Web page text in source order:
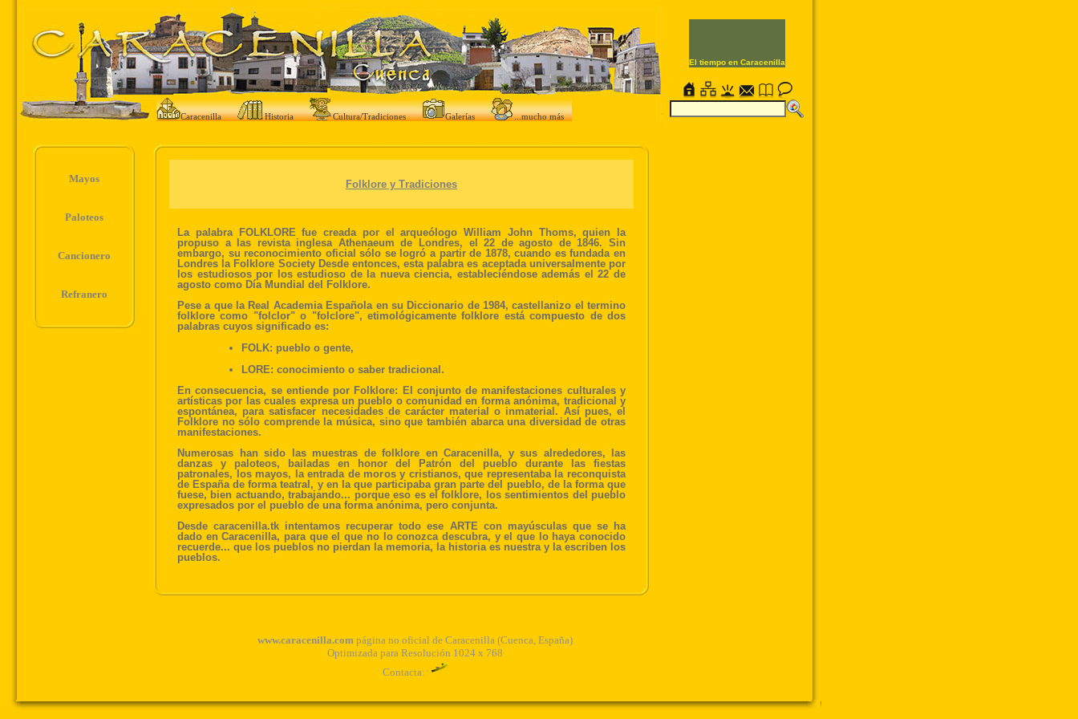
Caracenilla Historia Cultura/Tradiciones Galerías ...mucho más
Mayos
Paloteos
Cancionero
Refranero
Folklore y Tradiciones
La palabra FOLKLORE fue creada por el arqueólogo William John Thoms, quien la
propuso a las revista inglesa Athenaeum de Londres, el 22 de agosto de 1846. Sin
embargo, su reconocimiento oficial sólo se logró a partir de 1878, cuando es fundada en
Londres la Folklore Society Desde entonces, esta palabra es aceptada universalmente por
los estudiosos por los estudioso de la nueva ciencia, estableciéndose además el 22 de
agosto como Día Mundial del Folklore.
Pese a que la Real Academia Española en su Diccionario de 1984, castellanizo el termino
folklore como "folclor" o "folclore", etimológicamente folklore está compuesto de dos
palabras cuyos significado es:
FOLK: pueblo o gente,
LORE: conocimiento o saber tradicional.
En consecuencia, se entiende por Folklore: El conjunto de manifestaciones culturales y
artísticas por las cuales expresa un pueblo o comunidad en forma anónima, tradicional y
espontánea, para satisfacer necesidades de carácter material o inmaterial. Así pues, el
Folklore no sólo comprende la música, sino que también abarca una diversidad de otras
manifestaciones.
Numerosas han sido las muestras de folklore en Caracenilla, y sus alrededores, las
danzas y paloteos, bailadas en honor del Patrón del pueblo durante las fiestas
patronales, los mayos, la entrada de moros y cristianos, que representaba la reconquista
de España de forma teatral, y en la que participaba gran parte del pueblo, de la forma que
fuese, bien actuando, trabajando... porque eso es el folklore, los sentimientos del pueblo
expresados por el pueblo de una forma anónima, pero conjunta.
Desde caracenilla.tk intentamos recuperar todo ese ARTE con mayúsculas que se ha
dado en Caracenilla, para que el que no lo conozca descubra, y el que lo haya conocido
recuerde... que los pueblos no pierdan la memoria, la historia es nuestra y la escriben los
pueblos.
www.caracenilla.compágina no oficial de Caracenilla (Cuenca, España)
Optimizada para Resolución 1024 x 768
Contacta: